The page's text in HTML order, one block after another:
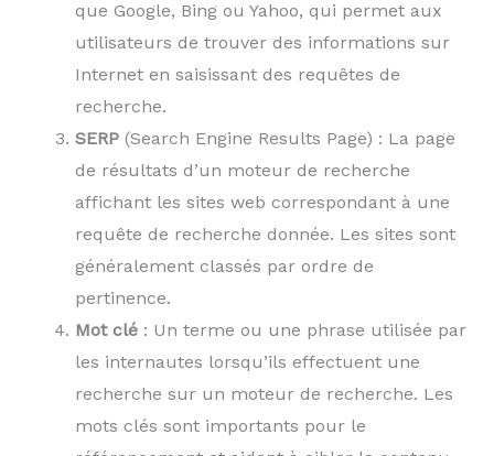
que Google, Bing ou Yahoo, qui permet aux
utilisateurs de trouver des informations sur
Internet en saisissant des requêtes de
recherche.
SERP (Search Engine Results Page) : La page
de résultats d’un moteur de recherche
affichant les sites web correspondant à une
requête de recherche donnée. Les sites sont
généralement classés par ordre de
pertinence.
Mot clé : Un terme ou une phrase utilisée par
les internautes lorsqu’ils effectuent une
recherche sur un moteur de recherche. Les
mots clés sont importants pour le